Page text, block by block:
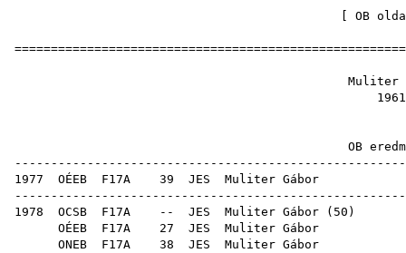
OB
OB
1977 OÉEB F17A 39 JES
1978 OCSB F17A -- JES Muliter Gábor ( 50
OÉEB F17A 27 JES
ONEB F17A 38 JES